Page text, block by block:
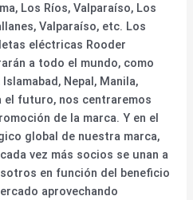
Los Ríos, Valparaíso, Los
Valparaíso, etc. Los
eléctricas Rooder
a todo el mundo, como
Nepal, Manila,
el futuro, nos centraremos
de la marca. Y en el
global de nuestra marca,
vez más socios se unan a
en función del beneficio
aprovechando